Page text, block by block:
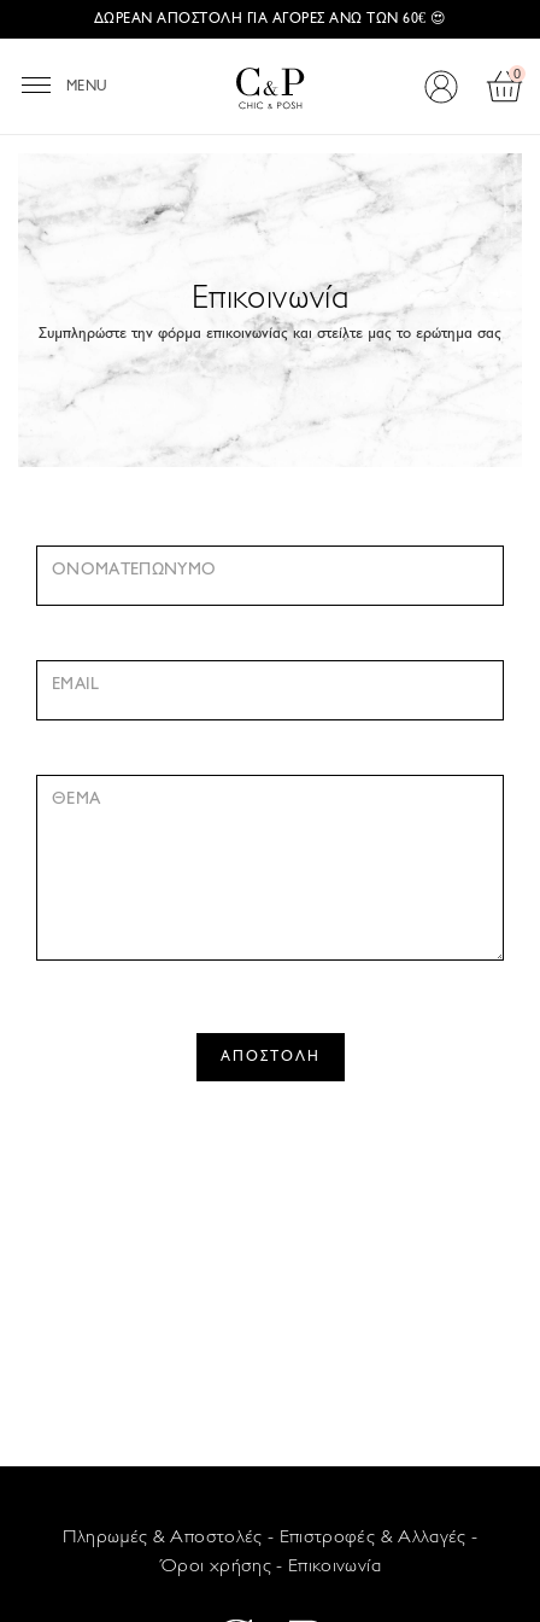
ΔΩΡΕΑΝ ΑΠΟΣΤΟΛΗ ΓΙΑ ΑΓΟΡΕΣ ΑΝΩ ΤΩΝ 60€ 😍
MENU
0
Επικοινωνία
Συμπληρώστε την φόρμα επικοινωνίας και στείλτε μας το ερώτημα σας
ΟΝΟΜΑΤΕΠΩΝΥΜΟ
EMAIL
ΘΕΜΑ
Πληρωμές & Αποστολές - Επιστροφές & Αλλαγές -
Όροι χρήσης- Επικοινωνία